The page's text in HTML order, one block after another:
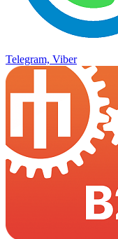
Telegram, Viber